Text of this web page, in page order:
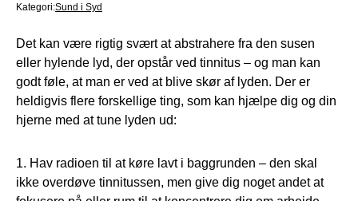
Kategori:Sund i Syd
Det kan være rigtig svært at abstrahere fra den susen
eller hylende lyd, der opstår ved tinnitus – og man kan
godt føle, at man er ved at blive skør af lyden. Der er
heldigvis flere forskellige ting, som kan hjælpe dig og din
hjerne med at tune lyden ud:
1. Hav radioen til at køre lavt i baggrunden – den skal
ikke overdøve tinnitussen, men give dig noget andet at